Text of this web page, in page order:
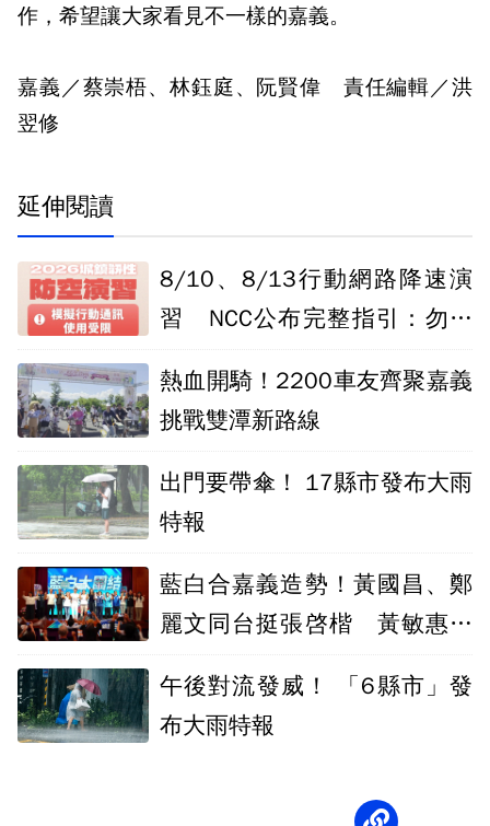
作，希望讓大家看見不一樣的嘉義。
嘉義／蔡崇梧、林鈺庭、阮賢偉 責任編輯／洪
翌修
延伸閱讀
8/10、8/13行動網路降速演
習 NCC公布完整指引：勿處
熱血開騎！2200車友齊聚嘉義
挑戰雙潭新路線
出門要帶傘！ 17縣市發布大雨
特報
藍白合嘉義造勢！黃國昌、鄭
麗文同台挺張啓楷 黃敏惠送
午後對流發威！ 「6縣市」發
布大雨特報